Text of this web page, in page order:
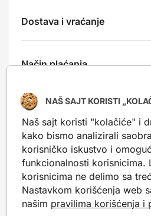
Dostava i vraćanje
Način plaćanja
Recenzije
Nešto slično?
Popularni proizvodi iz iste
posluže kao inspiracija.
NAŠ SAJT KORISTI
Naš sajt koristi "kolačiće" i
kako bismo analizirali
korisničko iskustvo i
funkcionalnosti korisnicima.
korisnicima ne delimo sa
Nastavkom korišćenja web
našim pravilima korišćenja i